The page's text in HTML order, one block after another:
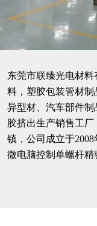
东莞市联臻光电材
料，塑胶包装管材制
异型材、汽车部件
胶挤出生产销售工
镇，公司成立于
微电脑控制单螺杆精